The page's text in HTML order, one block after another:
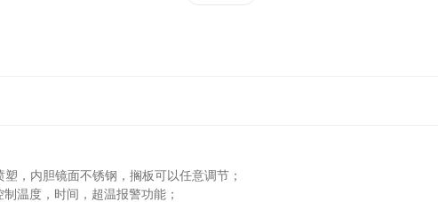
，内胆镜面不锈钢，搁板可以任意调节；
制温度，时间，超温报警功能；